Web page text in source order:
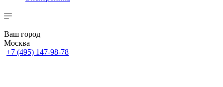
Ваш город
Москва
+7 (495) 147-98-78